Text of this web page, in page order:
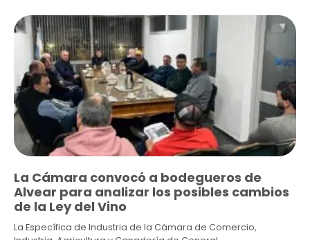
La Cámara convocó a bodegueros de
Alvear para analizar los posibles cambios
de la Ley del Vino
La Específica de Industria de la Cámara de Comercio,